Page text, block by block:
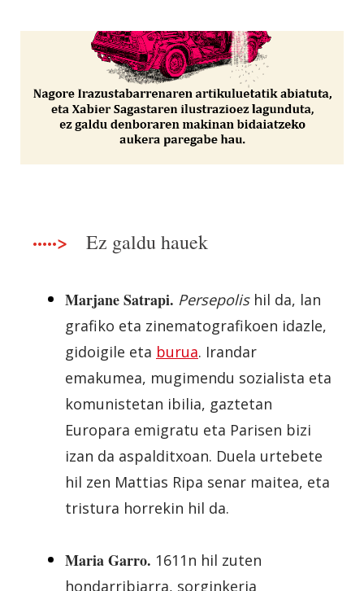
·····> Ez galdu hauek
Marjane Satrapi. Persepolis hil da, lan
grafiko eta zinematografikoen idazle,
gidoigile eta burua. Irandar
emakumea, mugimendu sozialista eta
komunistetan ibilia, gaztetan
Europara emigratu eta Parisen bizi
izan da aspalditxoan. Duela urtebete
hil zen Mattias Ripa senar maitea, eta
tristura horrekin hil da.
Maria Garro. 1611n hil zuten
hondarribiarra, sorginkeria